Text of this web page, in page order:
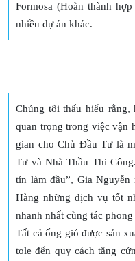
Formosa (Hoàn thành
nhiều dự án khác.
Chúng tôi thấu hiểu
quan trọng trong việc vận
gian cho Chủ Đầu Tư là
Tư và Nhà Thầu Thi
tín làm đầu”, Gia
Hàng những dịch vụ tốt
nhanh nhất cùng tác
Tất cả ống gió được sản
tole đến quy cách tăng